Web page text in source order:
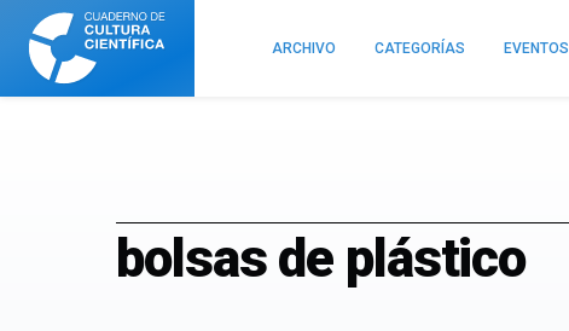
Cuaderno
Cultura
Científica
ARCHIVO CATEGORÍAS EVENTOS
bolsas de plástico